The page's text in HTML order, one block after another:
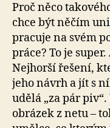
Proč něco
chce být něčím
pracuje na svém
práce? To je
Nejhorší řešení,
jeho návrh a jít s
udělá „za pár
obrázek z netu –